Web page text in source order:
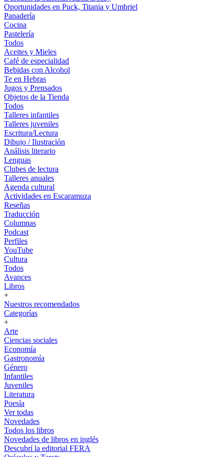
Oportunidades en Puck, Titania y Umbriel
Panadería
Cocina
Pastelería
Todos
Aceites y Mieles
Café de especialidad
Bebidas con Alcohol
Te en Hebras
Jugos y Prensados
Objetos de la Tienda
Todos
Talleres infantiles
Talleres juveniles
Escritura/Lectura
Dibujo / Ilustración
Análisis literario
Lenguas
Clubes de lectura
Talleres anuales
Agenda cultural
Actividades en Escaramuza
Reseñas
Traducción
Columnas
Podcast
Perfiles
YouTube
Cultura
Todos
Avances
Libros
+
Nuestros recomendados
Categorías
+
Arte
Ciencias sociales
Economía
Gastronomía
Género
Infantiles
Juveniles
Literatura
Poesía
Ver todas
Novedades
Todos los libros
Novedades de libros en inglés
Descubrí la editorial FERA